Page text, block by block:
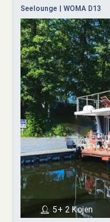
Seelounge | WOMA D13
5+ 2 Kojen